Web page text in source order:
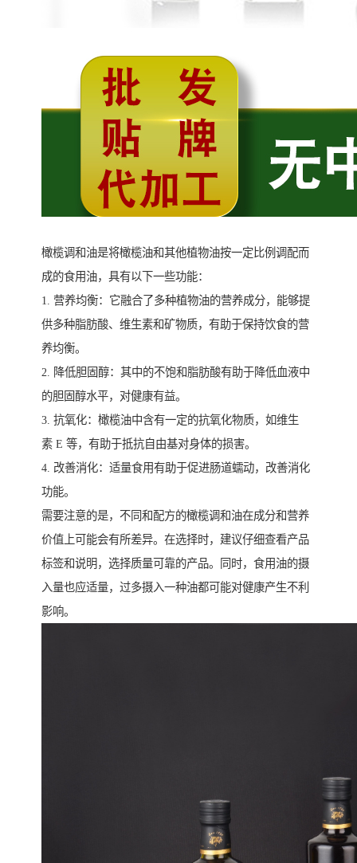
橄榄调和油是将橄榄油和其他植物油按一定比例调配而
成的食用油，具有以下一些功能：
1. 营养均衡：它融合了多种植物油的营养成分，能够提
供多种脂肪酸、维生素和矿物质，有助于保持饮食的营
养均衡。
2. 降低胆固醇：其中的不饱和脂肪酸有助于降低血液中
的胆固醇水平，对健康有益。
3. 抗氧化：橄榄油中含有一定的抗氧化物质，如维生
素 E 等，有助于抵抗自由基对身体的损害。
4. 改善消化：适量食用有助于促进肠道蠕动，改善消化
功能。
需要注意的是，不同和配方的橄榄调和油在成分和营养
价值上可能会有所差异。在选择时，建议仔细查看产品
标签和说明，选择质量可靠的产品。同时，食用油的摄
入量也应适量，过多摄入一种油都可能对健康产生不利
影响。